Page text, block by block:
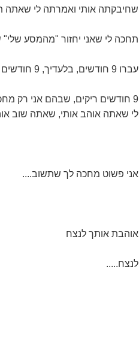
שחיבקתה אותי ואמרתה לי שאתה
תחכה לי שאני יחזור "מהמסע שלי"
עברו 9 חודשים, בלעדיך, 9 חודשים קשים, ארוכים, עצובים...
9 חודשים ריקים, שבהם אני רק מחכה כל יום לצלצול שלך, לביקור שלך, מחכה שתבוא ותגיד
לי שאתה אוהב אותי, שאתה שוב
אני פשוט מחכה לך שתשוב....
אוהבת אותך לנצח
לנצח.....